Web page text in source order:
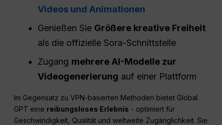
Videos und Animationen
Genießen Sie Größere kreative Freiheit
als die offizielle Sora-Schnittstelle
Zugang mehrere AI-Modelle zur
Videogenerierung auf einer Plattform
Im Gegensatz zu VPN-basierten Methoden bietet Global
GPT eine reibungsloses Erlebnis - optimiert für
Geschwindigkeit, Qualität und weltweite Zugänglichkeit. Sie